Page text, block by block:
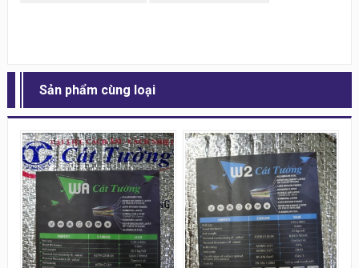
Sản phẩm cùng loại